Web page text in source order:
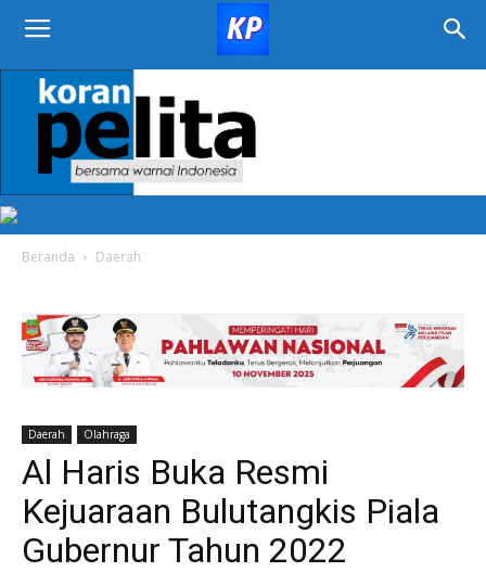
KORAN
PELITA
Beranda Daerah
Daerah Olahraga
Al Haris Buka Resmi
Kejuaraan Bulutangkis Piala
Gubernur Tahun 2022